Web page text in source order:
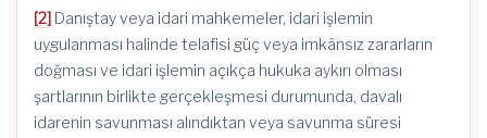
[2] Danıştay veya idari mahkemeler, idari işlemin
uygulanması halinde telafisi güç veya imkânsız zararların
doğması ve idari işlemin açıkça hukuka aykırı olması
şartlarının birlikte gerçekleşmesi durumunda, davalı
idarenin savunması alındıktan veya savunma süresi